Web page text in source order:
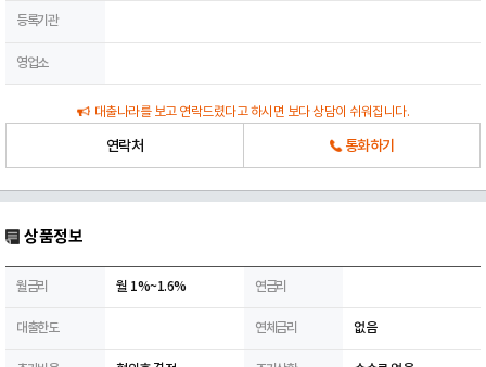
등록기관
영업소
대출나라를 보고 연락드렸다고 하시면 보다 상담이 쉬워집니다.
연락처 통화하기
상품정보
월금리 월 1%~1.6% 연금리
대출한도 연체금리 없음